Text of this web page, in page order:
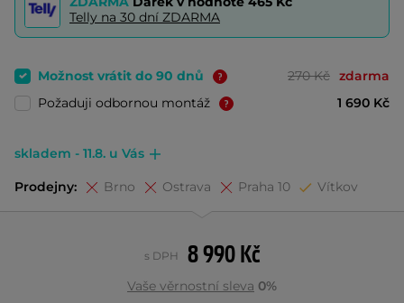
Telly na 30 dní ZDARMA
Možnost vrátit do 90 dnů 270 Kč zdarma
Požaduji odbornou montáž
1 690 Kč
skladem - 11.8. u Vás
Prodejny: Brno Ostrava Praha 10 Vítkov
8 990 Kč
s DPH
Vaše věrnostní sleva 0%